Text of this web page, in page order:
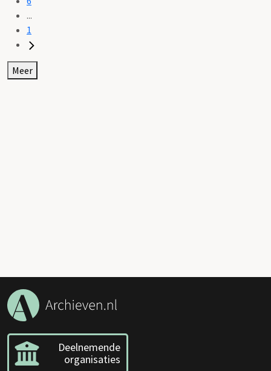
...
1
Meer
Deelnemende
organisaties